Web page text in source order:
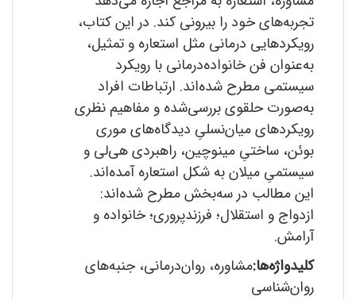
تجربه‌های خود را بیرونی کند. در این کتاب،
رویکردهایی درمانی مثل استعاره و تمثیل،
به‌عنوان فن خانواده‌درمانی با رویکرد
سیستمی مطرح شده‌اند. ارتباطات افراد
به‌صورت حلقوی بررسی‌شده و مفاهیم نظری
رویکردهای میان‌نسلیِ دیدگاه‌های موری
بوئن، ساختیِ مینوچین، راهبردی هی‌لی و
سیستمیِ میلان به شکل استعاره آمده‌اند.
این مطالب در سه‌بخش مطرح شده‌اند:
ازدواج و استقلال؛ فرزندپروری؛ خانواده و
آرامش.
کلیدواژه‌ها:مشاوره، روان‌درمانی، جنبه‌های
روان‌شناسی